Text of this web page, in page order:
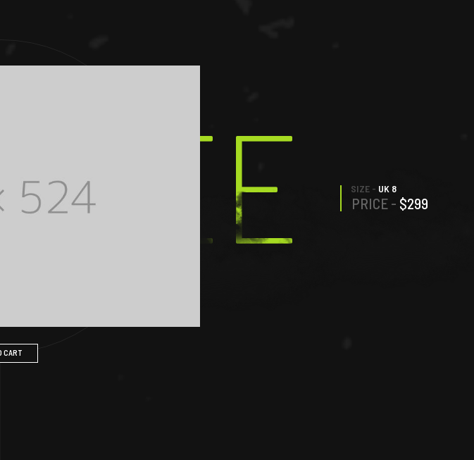
SIZE - UK 8
CART
PRICE - $299